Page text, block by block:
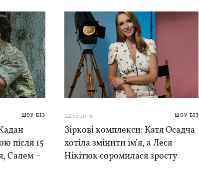
ШОУ-БІЗ
після 15
Салем –
12 серпня ШОУ-БІЗ
Зіркові комплекси: Катя Осадча
хотіла змінити ім’я, а Леся
Нікітюк соромилася зросту